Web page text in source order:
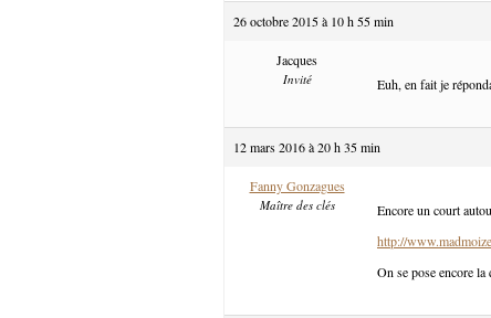
26 octobre 2015 à 10 h 55 min
Jacques
Invité Euh, en fait je
12 mars 2016 à 20 h 35 min
Fanny Gonzagues
Maître des clés
Encore un court
http://
On se pose encore